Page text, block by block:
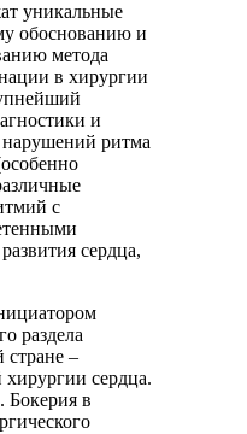
уникальные
обоснованию и
метода
в хирургии
и
нарушений ритма
с
сердца,
раздела
стране –
сердца.
Бокерия в